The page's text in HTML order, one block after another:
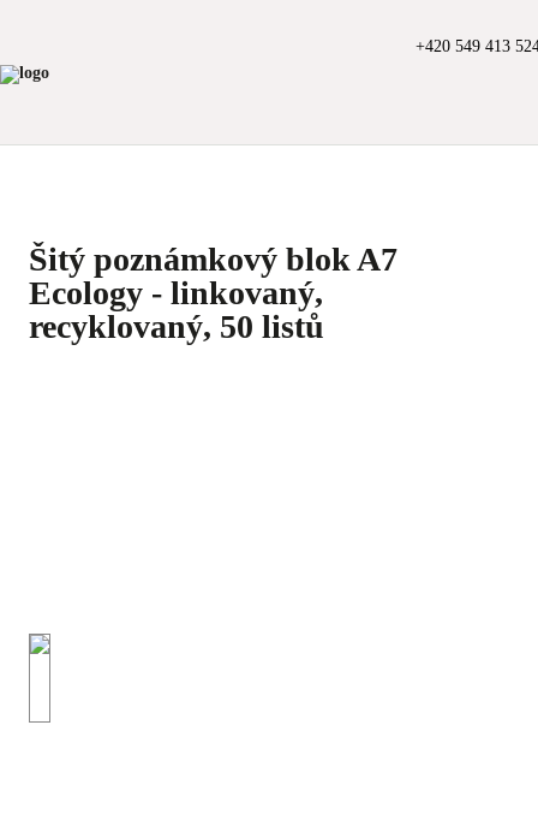
+420 549 413
Šitý poznámkový blok A7
Ecology - linkovaný,
recyklovaný, 50 listů